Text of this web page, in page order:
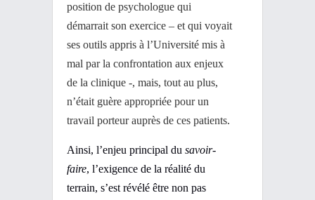
position de psychologue qui
démarrait son exercice – et qui voyait
ses outils appris à l’Université mis à
mal par la confrontation aux enjeux
de la clinique -, mais, tout au plus,
n’était guère appropriée pour un
travail porteur auprès de ces patients.
Ainsi, l’enjeu principal du savoir-
faire, l’exigence de la réalité du
terrain, s’est révélé être non pas